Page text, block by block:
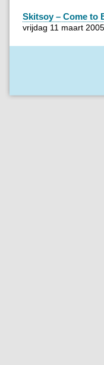
Skitsoy – Come to
vrijdag 11 maart